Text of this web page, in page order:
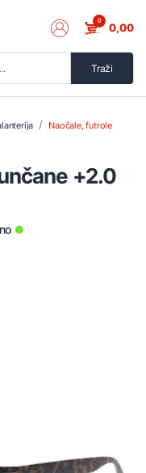
Traži
0 0,00
Naočale, futrole
+2.0